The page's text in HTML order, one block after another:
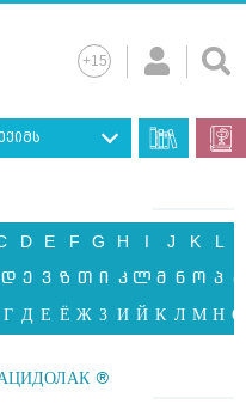
D E F G H I J K L
დ ე ვ ზ თ ი კ ლ მ ნ ო პ ჟ
Г Д Е Ё Ж З И Й К Л М Н О
®